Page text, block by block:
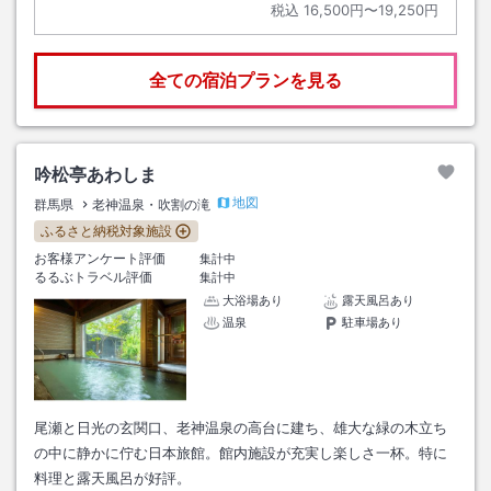
税込 16,500円〜19,250円
全ての宿泊プランを見る
吟松亭あわしま
群馬県 老神温泉・吹割の滝
地図
ふるさと納税対象施設
お客様アンケート評価
集計中
るるぶトラベル評価
集計中
大浴場あり
露天風呂あり
温泉
駐車場あり
尾瀬と日光の玄関口、老神温泉の高台に建ち、雄大な緑の木立ち
の中に静かに佇む日本旅館。館内施設が充実し楽しさ一杯。特に
料理と露天風呂が好評。